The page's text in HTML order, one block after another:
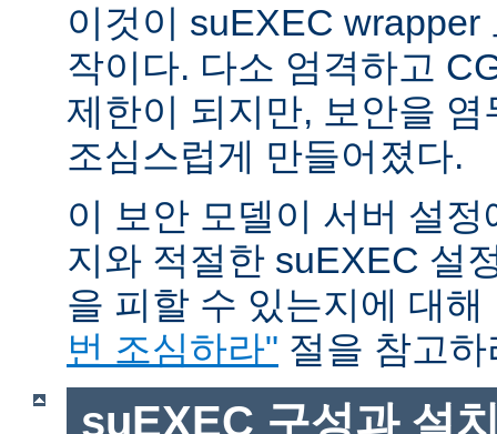
이것이 suEXEC wrapper
작이다. 다소 엄격하고
제한이 되지만, 보안을
조심스럽게 만들어졌다.
이 보안 모델이 서버 설
지와 적절한 suEXEC 설
을 피할 수 있는지에 대
번 조심하라" 절을 참고하
suEXEC 구성과 설